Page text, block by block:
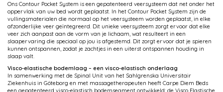
Ons Contour Pocket System is een gepatenteerd veersysteem dat net onder het
oppervlak van uw bed wordt geplaatst. In het Contour Pocket System zijn de
vullingsmaterialen die normaal op het veersysteem worden geplaatst, in elke
afzonderlijke veer geïntegreerd. Dit unieke veersysteem zorgt ervoor dat elke
veer zich aanpast aan de vorm van je lichaam, wat resulteert in een
slaapervaring die speciaal op jou is afgestemd. Dit zorgt ervoor dat je spieren
kunnen ontspannen, zodat je zachtjes in een uiterst ontspannen houding in
slaap valt.
Visco-elastische bodemlaag – een visco-elastisch onderlaag
In samenwerking met de Spinal Unit van het Sahlgrenska Universitair
Ziekenhuis in Göteborg en met massagetherapeuten heeft Carpe Diem Beds
een gepatenteerd visco-elastisch bodemsegment ontwikkeld: de Visco Elastische